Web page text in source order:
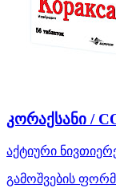
კორაქსანი /
აქტიური
გამოშვების